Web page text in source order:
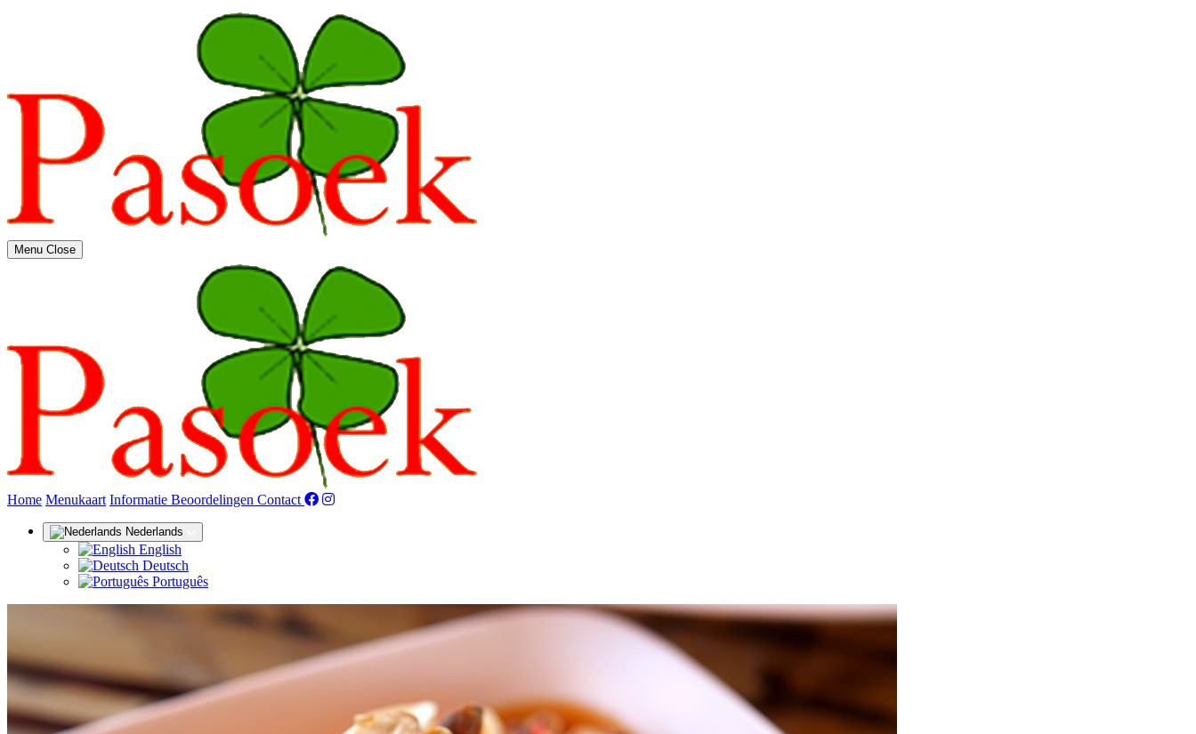
Menu Close
Home Menukaart Informatie Beoordelingen Contact (huidige)
Nederlands
English
Deutsch
Português